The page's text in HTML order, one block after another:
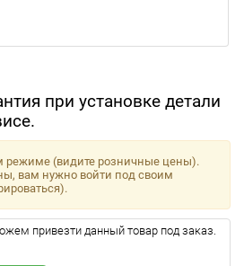
при установке детали
режиме (видите розничные цены).
вам нужно войти под своим
привезти данный товар под заказ.